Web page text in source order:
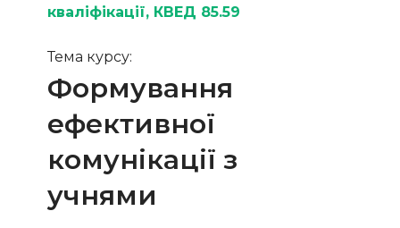
кваліфікації, КВЕД 85.59
Тема курсу:
Формування
ефективної
комунікації з
учнями